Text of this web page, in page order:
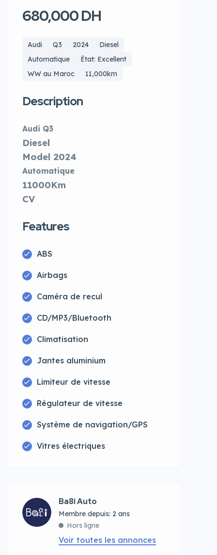
680,000 DH
Audi Q3 2024
Diesel
Automatique
État: Excellent
WW au Maroc
11,000km
Description
Audi Q3
Diesel
Model 2024
Automatique
11000Km
CV
Features
ABS
Airbags
Caméra de recul
CD/MP3/Bluetooth
Climatisation
Jantes aluminium
Limiteur de vitesse
Régulateur de vitesse
Système de navigation/GPS
Vitres électriques
Ba8i Auto
Membre depuis: 2 ans
Hors ligne
Voir toutes les annonces